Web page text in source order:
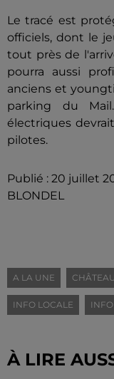
Le tracé est
officiels, dont le
tout près de
pourra aussi
anciens et
parking du
électriques
pilotes.
Publié : 20 juillet
BLONDEL
A LA UNE
INFO LOCALE
À LIRE